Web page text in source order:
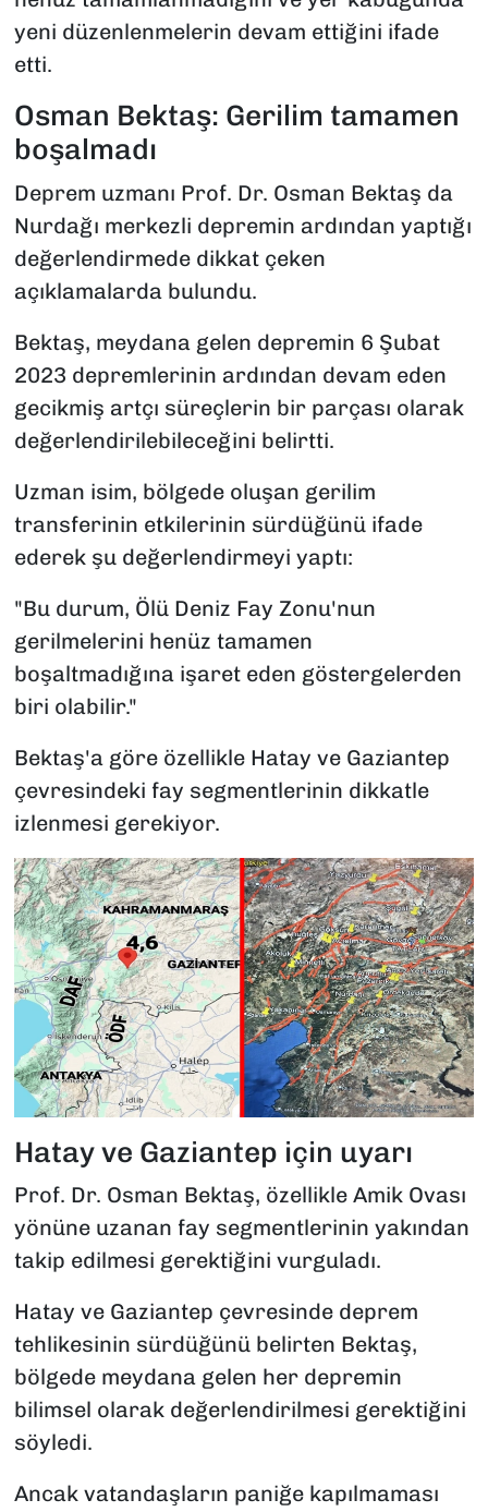
yeni düzenlenmelerin devam ettiğini ifade
etti.
Osman Bektaş: Gerilim tamamen
boşalmadı
Deprem uzmanı Prof. Dr. Osman Bektaş da
Nurdağı merkezli depremin ardından yaptığı
değerlendirmede dikkat çeken
açıklamalarda bulundu.
Bektaş, meydana gelen depremin 6 Şubat
2023 depremlerinin ardından devam eden
gecikmiş artçı süreçlerin bir parçası olarak
değerlendirilebileceğini belirtti.
Uzman isim, bölgede oluşan gerilim
transferinin etkilerinin sürdüğünü ifade
ederek şu değerlendirmeyi yaptı:
"Bu durum, Ölü Deniz Fay Zonu'nun
gerilmelerini henüz tamamen
boşaltmadığına işaret eden göstergelerden
biri olabilir."
Bektaş'a göre özellikle Hatay ve Gaziantep
çevresindeki fay segmentlerinin dikkatle
izlenmesi gerekiyor.
Hatay ve Gaziantep için uyarı
Prof. Dr. Osman Bektaş, özellikle Amik Ovası
yönüne uzanan fay segmentlerinin yakından
takip edilmesi gerektiğini vurguladı.
Hatay ve Gaziantep çevresinde deprem
tehlikesinin sürdüğünü belirten Bektaş,
bölgede meydana gelen her depremin
bilimsel olarak değerlendirilmesi gerektiğini
söyledi.
Ancak vatandaşların paniğe kapılmaması